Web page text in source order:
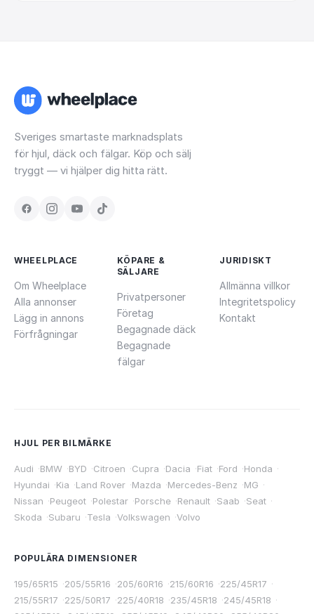
Sveriges smartaste marknadsplats
för hjul, däck och fälgar. Köp och sälj
tryggt — vi hjälper dig hitta rätt.
WHEELPLACE
Om Wheelplace
Alla annonser
Lägg in annons
Förfrågningar
KÖPARE &
SÄLJARE
Privatpersoner
Företag
Begagnade däck
Begagnade
fälgar
JURIDISKT
Allmänna villkor
Integritetspolicy
Kontakt
HJUL PER BILMÄRKE
Audi ·BMW ·BYD ·Citroen ·Cupra ·Dacia ·Fiat ·Ford ·Honda ·
Hyundai ·Kia ·Land Rover ·Mazda ·Mercedes-Benz ·MG ·
Nissan ·Peugeot ·Polestar ·Porsche ·Renault ·Saab ·Seat ·
Skoda ·Subaru ·Tesla ·Volkswagen ·Volvo
POPULÄRA DIMENSIONER
195/65R15 ·205/55R16 ·205/60R16 ·215/60R16 ·225/45R17 ·
215/55R17 ·225/50R17 ·225/40R18 ·235/45R18 ·245/45R18 ·